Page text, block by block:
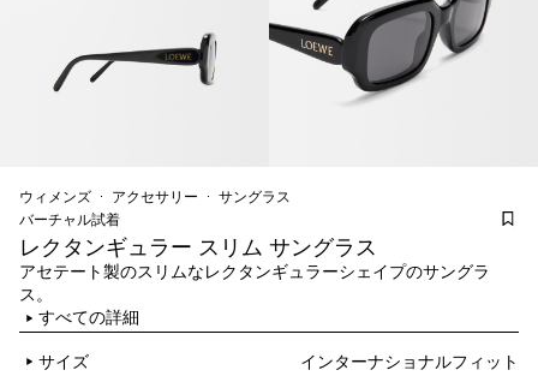
ウィメンズ アクセサリー
サングラス
バーチャル試着
レクタンギュラー スリム サングラス
アセテート製のスリムなレクタンギュラーシェイプのサングラ
ス。
すべての詳細
サイズ インターナショナルフィット